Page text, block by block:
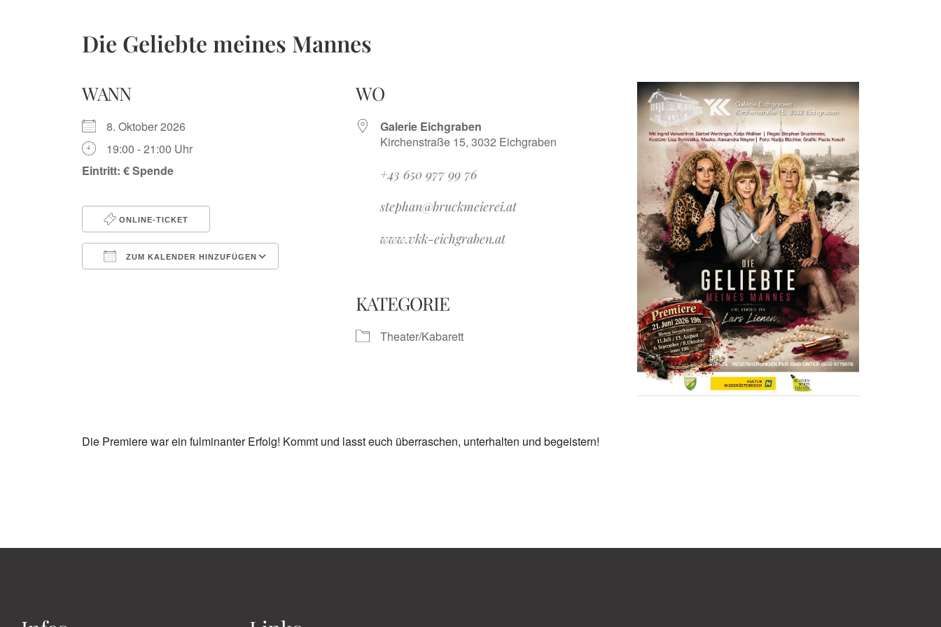
Die Geliebte meines Mannes
WANN
8. Oktober 2026
19:00 - 21:00 Uhr
Eintritt: € Spende
ONLINE-TICKET
ZUM KALENDER HINZUFÜGEN
WO
Galerie Eichgraben
Kirchenstraße 15, 3032 Eichgraben
+43 650 977 99 76
stephan@bruckmeierei.at
www.vkk-eichgraben.at
KATEGORIE
Theater/Kabarett
Die Premiere war ein fulminanter Erfolg! Kommt und lasst euch überraschen, unterhalten und begeistern!